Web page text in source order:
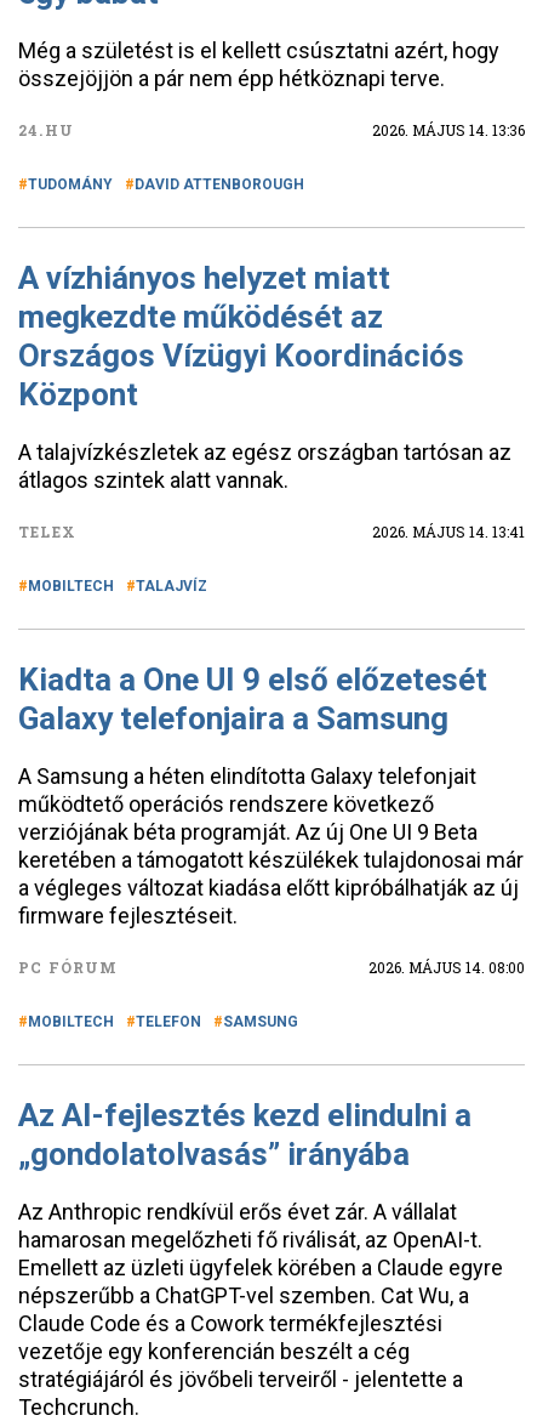
Még a születést is el kellett csúsztatni azért, hogy
összejöjjön a pár nem épp hétköznapi terve.
24.HU 2026. MÁJUS 14. 13:36
TUDOMÁNY DAVID ATTENBOROUGH
A vízhiányos helyzet miatt
megkezdte működését az
Országos Vízügyi Koordinációs
Központ
A talajvízkészletek az egész országban tartósan az
átlagos szintek alatt vannak.
TELEX 2026. MÁJUS 14. 13:41
MOBILTECH TALAJVÍZ
Kiadta a One UI 9 első előzetesét
Galaxy telefonjaira a Samsung
A Samsung a héten elindította Galaxy telefonjait
működtető operációs rendszere következő
verziójának béta programját. Az új One UI 9 Beta
keretében a támogatott készülékek tulajdonosai már
a végleges változat kiadása előtt kipróbálhatják az új
firmware fejlesztéseit.
PC FÓRUM 2026. MÁJUS 14. 08:00
MOBILTECH TELEFON SAMSUNG
Az AI-fejlesztés kezd elindulni a
„gondolatolvasás” irányába
Az Anthropic rendkívül erős évet zár. A vállalat
hamarosan megelőzheti fő riválisát, az OpenAI-t.
Emellett az üzleti ügyfelek körében a Claude egyre
népszerűbb a ChatGPT-vel szemben. Cat Wu, a
Claude Code és a Cowork termékfejlesztési
vezetője egy konferencián beszélt a cég
stratégiájáról és jövőbeli terveiről - jelentette a
Techcrunch.